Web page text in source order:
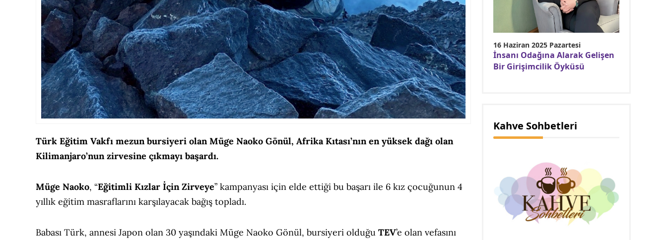
Türk Eğitim Vakfı mezun bursiyeri olan Müge Naoko Gönül, Afrika Kıtası’nın en yüksek dağı olan
Kilimanjaro’nun zirvesine çıkmayı başardı.
Müge Naoko, “Eğitimli Kızlar İçin Zirveye” kampanyası için elde ettiği bu başarı ile 6 kız çocuğunun 4
yıllık eğitim masraflarını karşılayacak bağış topladı.
Babası Türk, annesi Japon olan 30 yaşındaki Müge Naoko Gönül, bursiyeri olduğu TEV’e olan vefasını
16 Haziran 2025 Pazartesi
İnsanı Odağına Alarak Gelişen
Bir Girişimcilik Öyküsü
Kahve Sohbetleri